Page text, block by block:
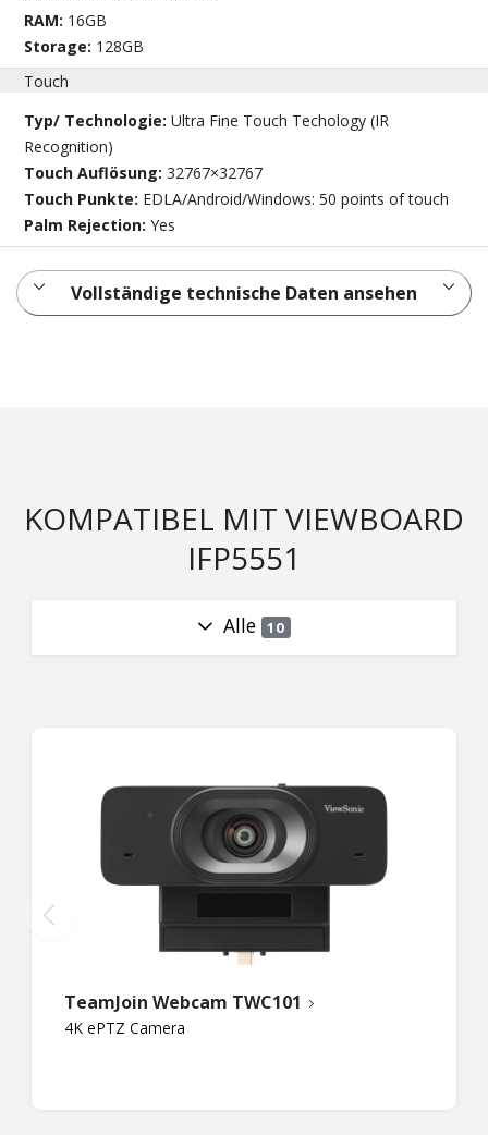
RAM: 16GB
Storage: 128GB
Touch
Typ/ Technologie:Ultra Fine Touch Techology (IR
Recognition)
Touch Auflösung:32767×32767
Touch Punkte: EDLA/Android/Windows: 50 points of touch
Palm Rejection:Yes
Vollständige technische Daten ansehen
KOMPATIBEL MIT VIEWBOARD
IFP5551
Alle 10
TeamJoin Webcam TWC101
4K ePTZ Camera